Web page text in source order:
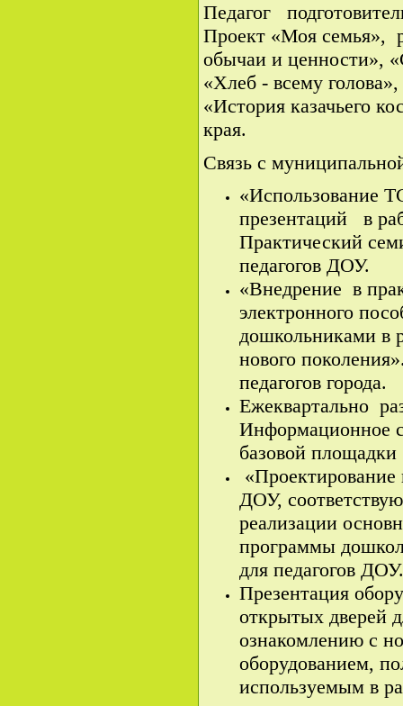
Педагог
Проект «Моя семья»,
обычаи и ценности»,
«Хлеб - всему
«История казачьего
края.
Связь с
«Использование
презентаций в
Практический
педагогов ДОУ.
«Внедрение в
электронного
дошкольниками
нового
педагогов города.
Ежеквартально
Информационное
базовой площадки
ДОУ,
реализации
программы
для педагогов ДОУ.
Презентация
открытых дверей
ознакомлению с
оборудованием,
используемым в